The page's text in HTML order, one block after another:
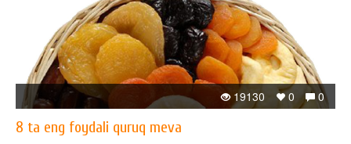
0
0
19130
8 ta eng foydali quruq meva